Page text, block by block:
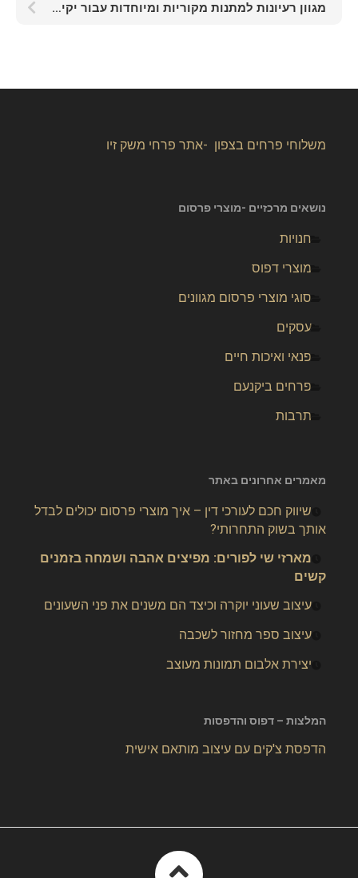
מגוון רעיונות למתנות מקוריות ומיוחדות עבור יקיריכם
משלוחי פרחים בצפון -אתר פרחי משק זיו
נושאים מרכזיים -מוצרי פרסום
חנויות
מוצרי דפוס
סוגי מוצרי פרסום מגוונים
עסקים
פנאי ואיכות חיים
פרחים ביקנעם
תרבות
מאמרים אחרונים באתר
שיווק חכם לעורכי דין – איך מוצרי פרסום יכולים לבדל
אותך בשוק התחרותי?
מארזי שי לפורים: מפיצים אהבה ושמחה בזמנים
קשים
עיצוב שעוני יוקרה וכיצד הם משנים את פני השעונים
עיצוב ספר מחזור לשכבה
יצירת אלבום תמונות מעוצב
המלצות – דפוס והדפסות
הדפסת צ'קים עם עיצוב מותאם אישית